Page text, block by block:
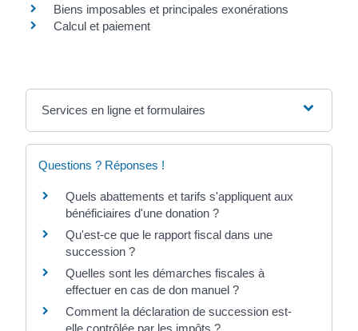
Biens imposables et principales exonérations
Calcul et paiement
Services en ligne et formulaires
Questions ? Réponses !
Quels abattements et tarifs s'appliquent aux
bénéficiaires d'une donation ?
Qu'est-ce que le rapport fiscal dans une
succession ?
Quelles sont les démarches fiscales à
effectuer en cas de don manuel ?
Comment la déclaration de succession est-
elle contrôlée par les impôts ?